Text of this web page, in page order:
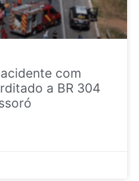
com
a BR 304